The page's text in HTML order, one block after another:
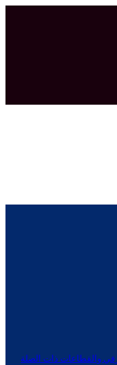
والقطاعات ذات الصلة